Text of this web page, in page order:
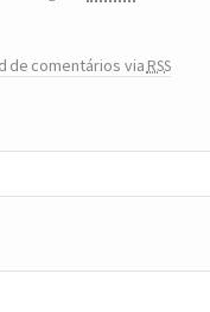
de comentários via rss